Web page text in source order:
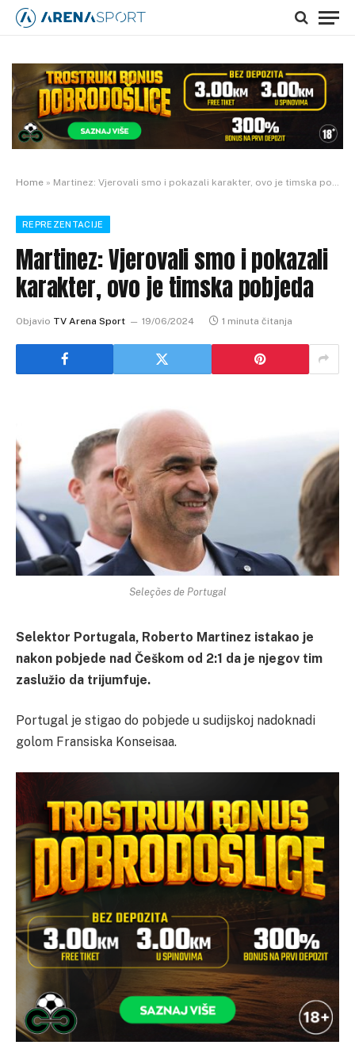
Home » Martinez: Vjerovali smo i pokazali karakter, ovo je timska pobjeda
REPREZENTACIJE
Martinez: Vjerovali smo i pokazali
karakter, ovo je timska pobjeda
Objavio TV Arena Sport 19/06/2024 1 minuta čitanja
Seleções de Portugal
Selektor Portugala, Roberto Martinez istakao je
nakon pobjede nad Češkom od 2:1 da je njegov tim
zaslužio da trijumfuje.
Portugal je stigao do pobjede u sudijskoj nadoknadi
golom Fransiska Konseisaa.